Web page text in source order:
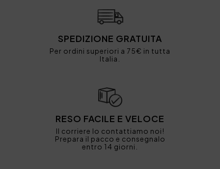
SPEDIZIONE GRATUITA
Per ordini superiori a 75€ in tutta
Italia.
RESO FACILE E VELOCE
Il corriere lo contattiamo noi!
Prepara il pacco e consegnalo
entro 14 giorni.